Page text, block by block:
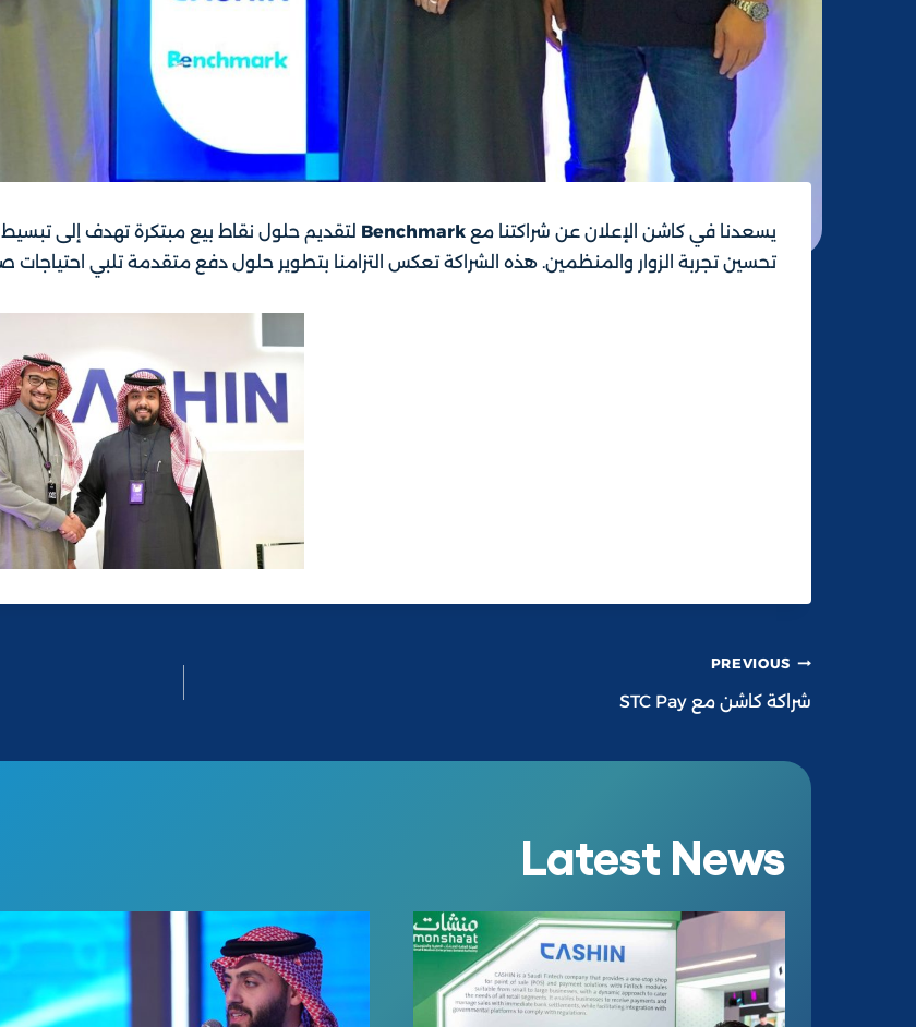
يسعدنا في كاشن الإعلان عن شراكتنا مع Benchmark لتقديم حلول نقاط بيع مبتكرة تهدف إلى
تحسين تجربة الزوار والمنظمين. هذه الشراكة تعكس التزامنا بتطوير حلول دفع متقدمة تلبي احتياجات
PREVIOUS
شراكة كاشن مع STC Pay
Latest News